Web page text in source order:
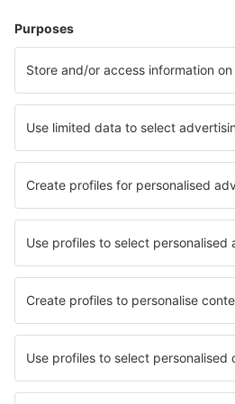
Oxford Kidlington (OXF)
Kirkwall Airport (KOI)
Lands End Airport (LEQ)
Londra
Londra
Londra
Manchester Airport (MAN)
Newcastle Intl Airport (NCL)
Newquay Cornwall Airport
North Ronaldsay (NRL)